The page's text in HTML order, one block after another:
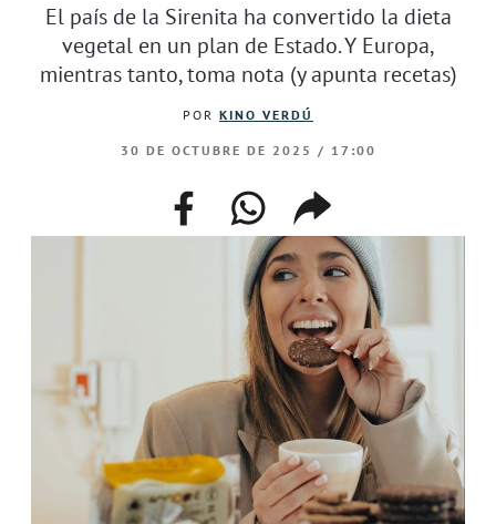
El país de la Sirenita ha convertido la dieta
vegetal en un plan de Estado. Y Europa,
mientras tanto, toma nota (y apunta recetas)
POR KINO VERDÚ
30 DE OCTUBRE DE 2025 / 17:00
facebookwhatsappcompartir
enlace